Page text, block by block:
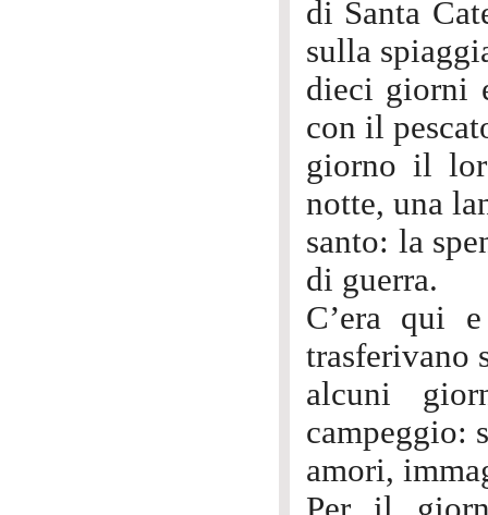
di Santa
sulla
dieci giorni
con il
giorno il
notte, una
santo: la
di guerra.
C’era qui
trasferivano
alcuni
campeggio:
amori,